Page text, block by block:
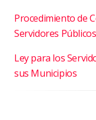
Procedimiento de
Servidores Públicos
Ley para los
sus Municipios